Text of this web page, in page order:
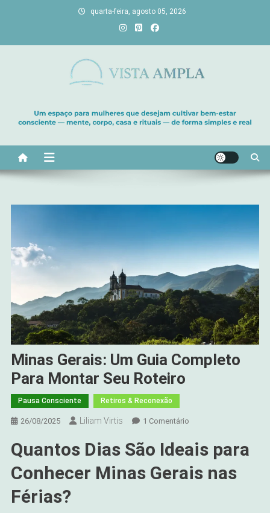
quarta-feira, agosto 05, 2026
bem-estar e encontre seu propósito. Inspiração diária para uma
vida com mais luz e significado!
Minas Gerais: Um Guia Completo
Para Montar Seu Roteiro
Pausa Consciente Retiros & Reconexão
26/08/2025 Liliam Virtis 1 ComentárioEm
Gerais:
Guia
Quantos Dias São Ideais para
Conhecer Minas Gerais nas
Férias?